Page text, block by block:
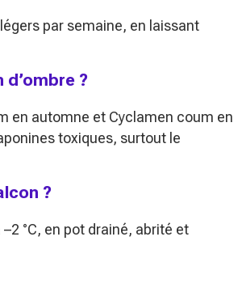
par semaine, en laissant
?
en automne et Cyclamen coum en
toxiques, surtout le
?
°C, en pot drainé, abrité et